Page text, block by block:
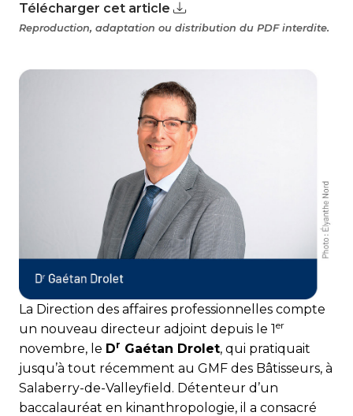
Télécharger cet article
Reproduction, adaptation ou distribution du PDF interdite.
La Direction des affaires professionnelles compte
un nouveau directeur adjoint depuis le 1er
novembre, le Dr Gaétan Drolet, qui pratiquait
jusqu’à tout récemment au GMF des Bâtisseurs, à
Salaberry-de-Valleyfield. Détenteur d’un
baccalauréat en kinanthropologie, il a consacré